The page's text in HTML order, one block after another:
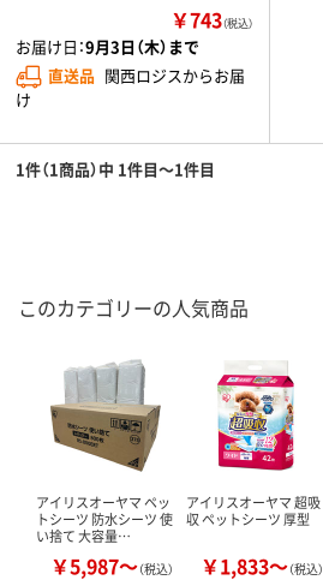
￥743（税込）
お届け日：9月3日（木）まで
直送品 関西ロジスからお届
け
1件（1商品）中 1件目～1件目
このカテゴリーの人気商品
アイリスオーヤマ ペッ
トシーツ 防水シーツ 使
い捨て 大容量…
￥5,987～（税込）
アイリスオーヤマ 超吸
収 ペットシーツ 厚型
￥1,833～（税込）